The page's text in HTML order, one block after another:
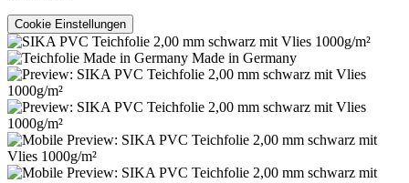
Cookie Einstellungen
Made in Germany